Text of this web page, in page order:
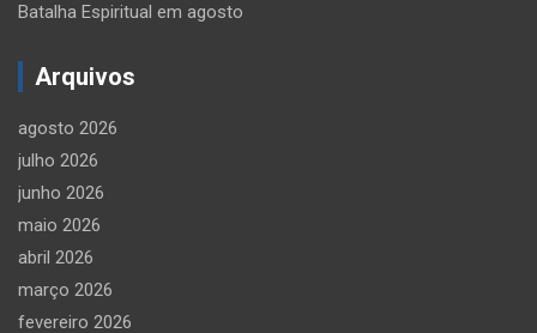
Batalha Espiritual em agosto
Arquivos
agosto 2026
julho 2026
junho 2026
maio 2026
abril 2026
março 2026
fevereiro 2026